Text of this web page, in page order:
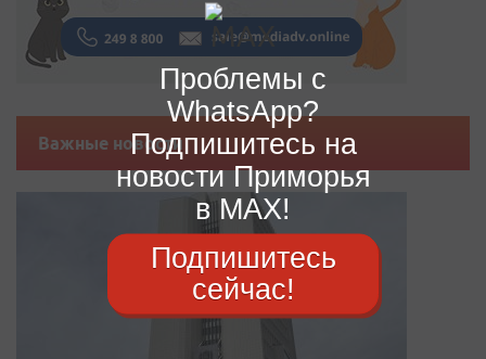
Важные новости
Проблемы с
WhatsApp?
Подпишитесь на
новости Приморья
в MAX!
Подпишитесь
сейчас!